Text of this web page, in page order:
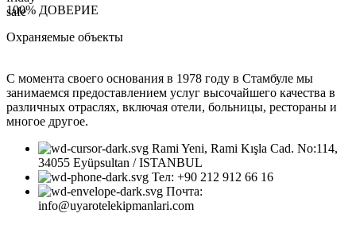
100% ДОВЕРИЕ
Охраняемые объекты
С момента своего основания в 1978 году в Стамбуле мы
занимаемся предоставлением услуг высочайшего качества в
различных отраслях, включая отели, больницы, рестораны и
многое другое.
Rami Yeni, Rami Kışla Cad. No:114,
34055 Eyüpsultan / ISTANBUL
Тел: +90 212 912 66 16
Почта:
info@uyarotelekipmanlari.com